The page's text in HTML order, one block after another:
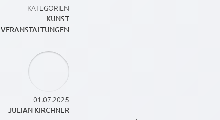
KATEGORIEN
KUNST
VERANSTALTUNGEN
01.07.2025
JULIAN KIRCHNER